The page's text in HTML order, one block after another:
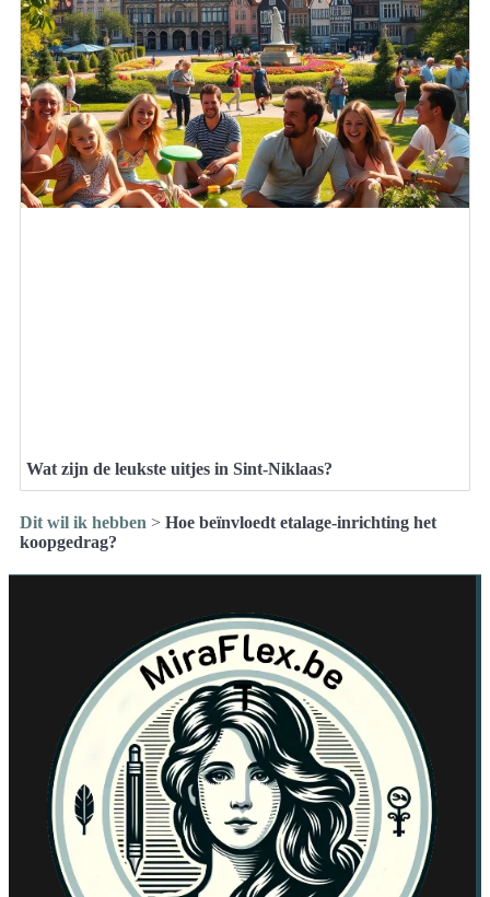
Wat zijn de leukste uitjes in Sint-Niklaas?
Dit wil ik hebben > Hoe beïnvloedt etalage-inrichting het
koopgedrag?